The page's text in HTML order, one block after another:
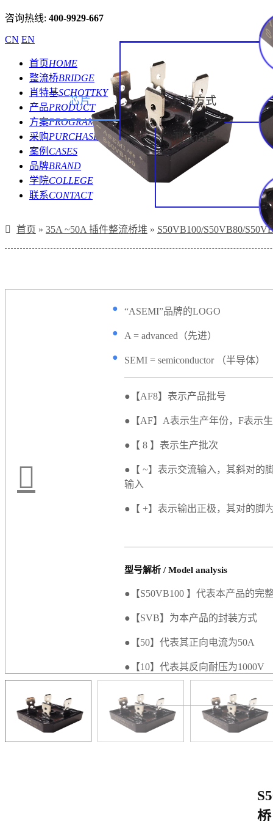
咨询热线: 400-9929-667
CN EN
首页HOME
整流桥BRIDGE
肖特基SCHOTTKY
产品PRODUCT
方案PROGRAM
采购PURCHASE
案例 CASES
品牌BRAND
学院COLLEGE
联系CONTACT
首页 » 35A ~50A 插件整流桥堆 » S50VB100/S50VB80/
● “ASEMI”品牌的LOGO
● A = advanced（先进）
● SEMI = semiconductor （半导体）
● 【AF8】表示产品批号
●【AF】A表示生产年份，F表示
●【 8 】表示生产批次
●【 ~】表示交流输入，其斜对的
输入
●【 +】表示输出正极，其对的脚
型号解析 / Model analysis
●【S50VB100 】代表本产品的完
●【SVB】为本产品的封装方式
●【50】代表其正向电流为50A
●【10】代表其反向耐压为1000V
芯片 打标方式
测试设备